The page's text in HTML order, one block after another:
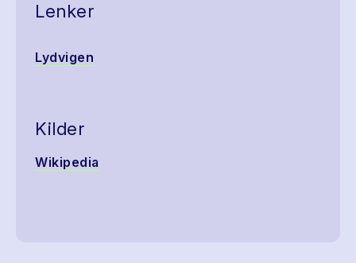
Lenker
Lydvigen
Kilder
Wikipedia